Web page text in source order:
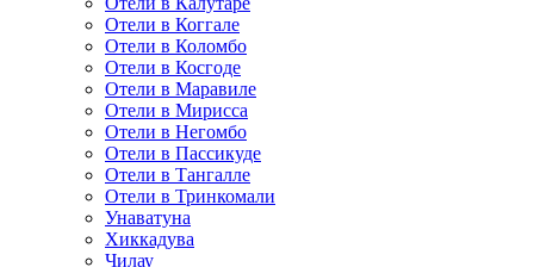
Отели в Коггале
Отели в Коломбо
Отели в Косгоде
Отели в Маравиле
Отели в Мирисса
Отели в Негомбо
Отели в Пассикуде
Отели в Тангалле
Отели в Тринкомали
Унаватуна
Хиккадува
Чилау